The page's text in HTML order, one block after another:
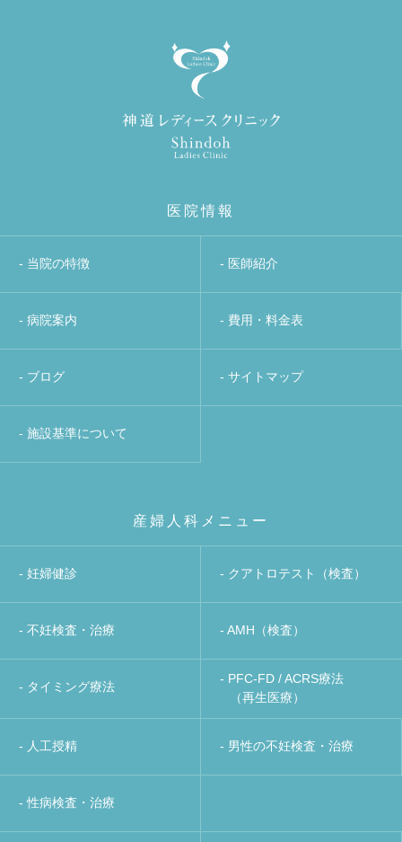
医院情報
- 当院の特徴 - 医師紹介
- 病院案内 - 費用・料金表
- ブログ - サイトマップ
- 施設基準について
産婦人科メニュー
- 妊婦健診 - クアトロテスト（検査）
- 不妊検査・治療 - AMH（検査）
- タイミング療法
- PFC-FD / ACRS療法
（再生医療）
- 人工授精 - 男性の不妊検査・治療
- 性病検査・治療